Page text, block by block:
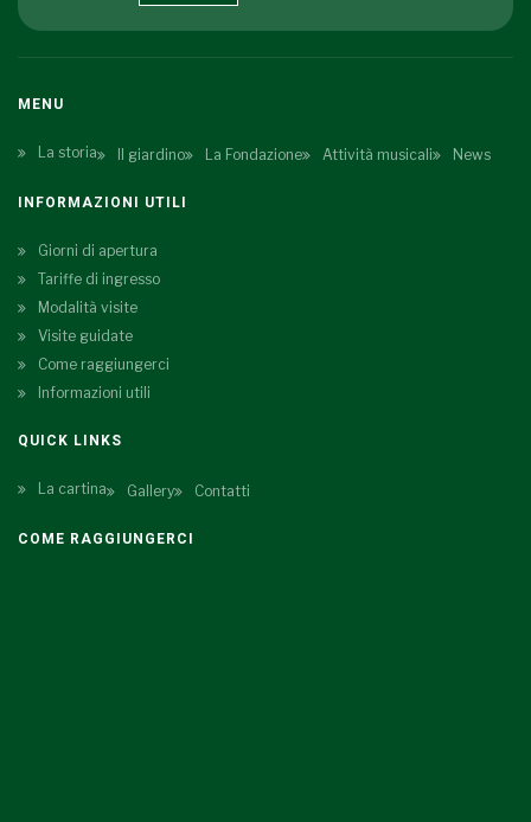
MENU
La storia Il giardino La Fondazione Attività musicali News
INFORMAZIONI UTILI
Giorni di apertura
Tariffe di ingresso
Modalità visite
Visite guidate
Come raggiungerci
Informazioni utili
QUICK LINKS
La cartina Gallery Contatti
COME RAGGIUNGERCI